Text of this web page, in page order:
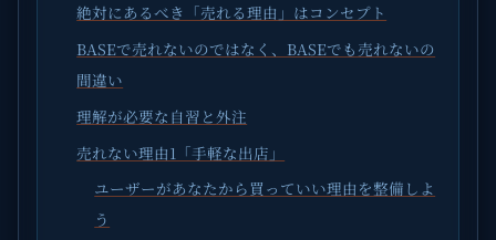
絶対にあるべき「売れる理由」はコンセプト
BASEで売れないのではなく、BASEでも売れないの
間違い
理解が必要な自習と外注
売れない理由1「手軽な出店」
ユーザーがあなたから買っていい理由を整備しよ
う